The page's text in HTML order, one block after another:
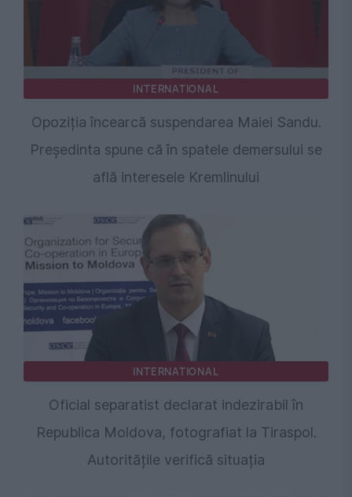
INTERNATIONAL
Opoziția încearcă suspendarea Maiei Sandu.
Președinta spune că în spatele demersului se
află interesele Kremlinului
INTERNATIONAL
Oficial separatist declarat indezirabil în
Republica Moldova, fotografiat la Tiraspol.
Autoritățile verifică situația